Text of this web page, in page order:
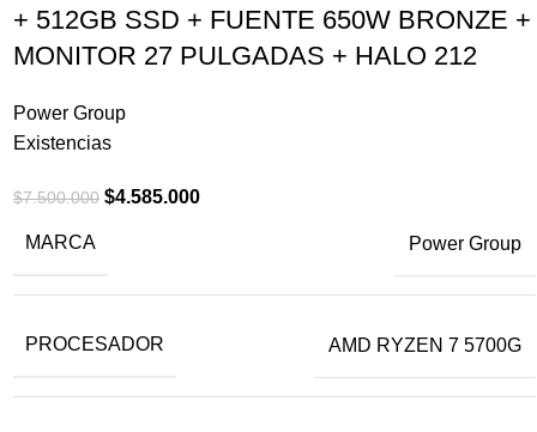
+ 512GB SSD + FUENTE 650W BRONZE +
MONITOR 27 PULGADAS + HALO 212
Power Group
Existencias
$7.500.000 $4.585.000
MARCA Power Group
PROCESADOR AMD RYZEN 7 5700G